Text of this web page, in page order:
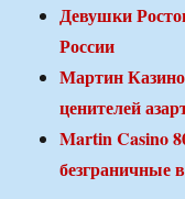
Девушки
России
Мартин
ценителей
Martin Casino
безграничные